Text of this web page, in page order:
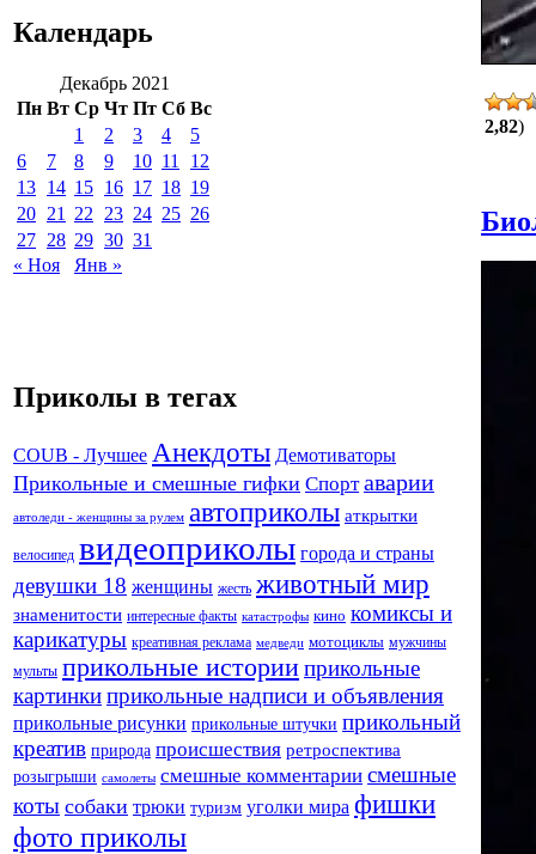
Календарь
Декабрь 2021
Пн Вт Ср Чт Пт Сб Вс
1
2 3 4
5
6
7 8 9 10 11
12
13 14 15 16 17 18 19
20 21 22 23 24 25 26
27 28 29 30 31
« Ноя
Янв »
Приколы в тегах
COUB - Лучшее Анекдоты Демотиваторы
Прикольные и смешные гифки Спорт аварии
автоледи - женщины за рулем автоприколы аткрытки
велосипед видеоприколы города и страны
девушки 18 женщины жесть животный мир
знаменитости интересные факты катастрофы кино комиксы и
карикатуры креативная реклама медведи мотоциклы мужчины
мульты прикольные историиприкольные
картинкиприкольные надписи и объявления
прикольные рисунки прикольные штучки прикольный
креатив природа происшествия ретроспектива
розыгрыши самолеты смешные комментарии смешные
коты собаки трюки туризм уголки мира фишки
фото приколы
2,82)